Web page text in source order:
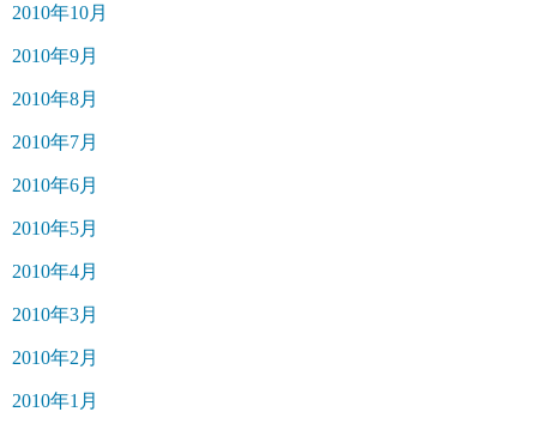
2010年10月
2010年9月
2010年8月
2010年7月
2010年6月
2010年5月
2010年4月
2010年3月
2010年2月
2010年1月